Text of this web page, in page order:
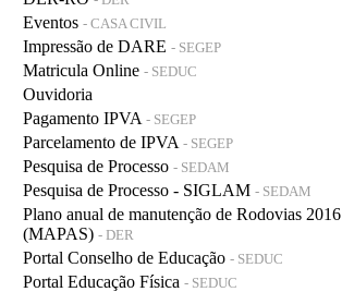
Eventos - CASA CIVIL
Impressão de DARE - SEGEP
Matricula Online - SEDUC
Ouvidoria
Pagamento IPVA - SEGEP
Parcelamento de IPVA - SEGEP
Pesquisa de Processo - SEDAM
Pesquisa de Processo - SIGLAM - SEDAM
Plano anual de manutenção de Rodovias 2016
(MAPAS) - DER
Portal Conselho de Educação - SEDUC
Portal Educação Física - SEDUC